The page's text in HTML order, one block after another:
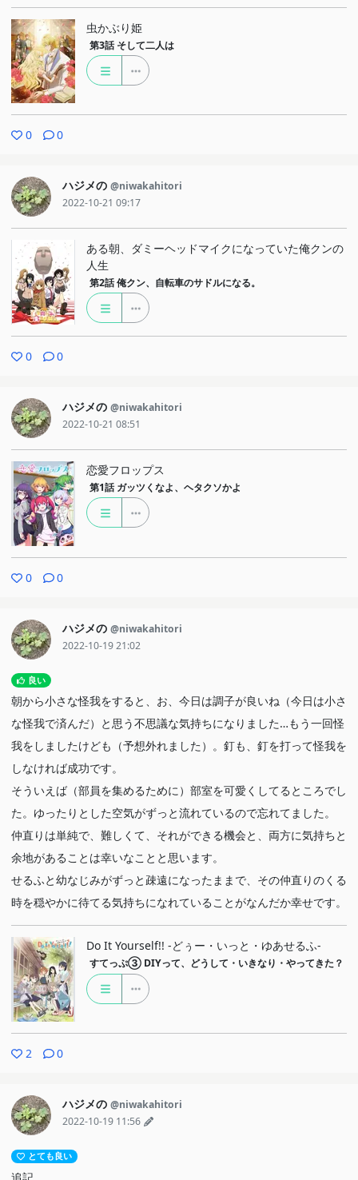
虫かぶり姫
第3話 そして二人は
0 0
ハジメの @niwakahitori
2022-10-21 09:17
ある朝、ダミーヘッドマイクになっていた俺クンの
人生
第2話 俺クン、自転車のサドルになる。
0 0
ハジメの @niwakahitori
2022-10-21 08:51
恋愛フロップス
第1話 ガッツくなよ、ヘタクソかよ
0 0
ハジメの @niwakahitori
2022-10-19 21:02
良い
朝から小さな怪我をすると、お、今日は調子が良いね（今日は小さ
な怪我で済んだ）と思う不思議な気持ちになりました…もう一回怪
我をしましたけども（予想外れました）。釘も、釘を打って怪我を
しなければ成功です。
そういえば（部員を集めるために）部室を可愛くしてるところでし
た。ゆったりとした空気がずっと流れているので忘れてました。
仲直りは単純で、難しくて、それができる機会と、両方に気持ちと
余地があることは幸いなことと思います。
せるふと幼なじみがずっと疎遠になったままで、その仲直りのくる
時を穏やかに待てる気持ちになれていることがなんだか幸せです。
Do It Yourself!! -どぅー・いっと・ゆあせるふ-
すてっぷ③ DIYって、どうして・いきなり・やってきた？
2 0
ハジメの @niwakahitori
2022-10-19 11:56
とても良い